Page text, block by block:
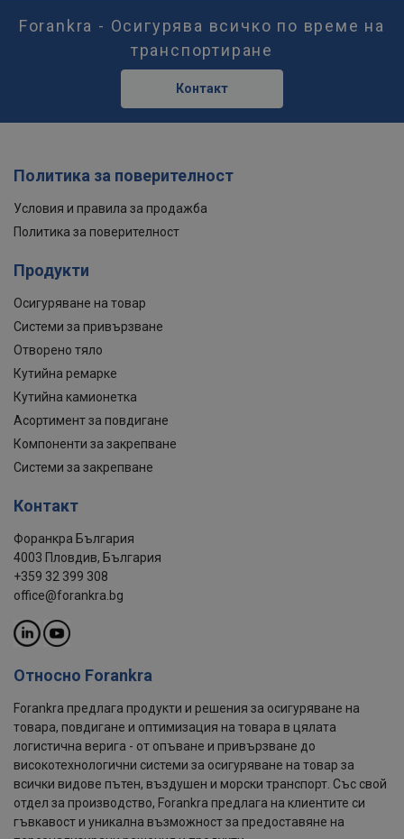
Материал:
Маркировка:
Покритие:
Стандарт:
Forankra - Осигурява всичко по време на
транспортиране
Контакт
Политика за поверителност
Условия и правила за продажба
Политика за поверителност
Продукти
Осигуряване на товар
Системи за привързване
Отворено тяло
Кутийна ремарке
Кутийна камионетка
Асортимент за повдигане
Компоненти за закрепване
Системи за закрепване
Контакт
Форанкра България
4003 Пловдив, България
+359 32 399 308
office@forankra.bg
Относно Forankra
Forankra предлага продукти и решения за осигуряване на
товара, повдигане и оптимизация на товара в цялата
логистична верига - от опъване и привързване до
високотехнологични системи за осигуряване на товар за
всички видове пътен, въздушен и морски транспорт. Със свой
отдел за производство, Forankra предлага на клиентите си
гъвкавост и уникална възможност за предоставяне на